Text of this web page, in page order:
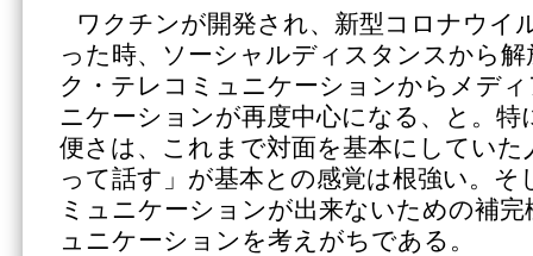
ワクチンが開発され、新型コロナウイ
った時、ソーシャルディスタンスから
ク・テレコミュニケーションからメデ
ニケーションが再度中心になる、と。
便さは、これまで対面を基本にしていた
って話す」が基本との感覚は根強い。そ
ミュニケーションが出来ないための補
ュニケーションを考えがちである。